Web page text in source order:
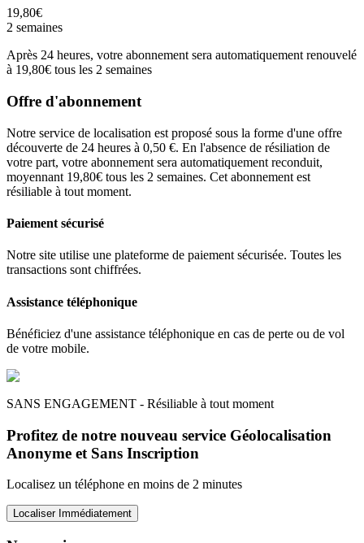
19,80€
2 semaines
Après 24 heures, votre abonnement sera automatiquement renouvelé
à 19,80€ tous les 2 semaines
Offre d'abonnement
Notre service de localisation est proposé sous la forme d'une offre
découverte de 24 heures à 0,50 €. En l'absence de résiliation de
votre part, votre abonnement sera automatiquement reconduit,
moyennant 19,80€ tous les 2 semaines. Cet abonnement est
résiliable à tout moment.
Paiement sécurisé
Notre site utilise une plateforme de paiement sécurisée. Toutes les
transactions sont chiffrées.
Assistance téléphonique
Bénéficiez d'une assistance téléphonique en cas de perte ou de vol
de votre mobile.
SANS ENGAGEMENT - Résiliable à tout moment
Profitez de notre nouveau service Géolocalisation
Anonyme et Sans Inscription
Localisez un téléphone en moins de 2 minutes
Localiser Immédiatement